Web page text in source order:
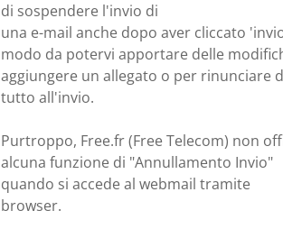
di sospendere l'invio di
una e-mail anche dopo aver cliccato
modo da potervi apportare delle
aggiungere un allegato o per rinunciare
tutto all'invio.
Purtroppo, Free.fr (Free Telecom) non
alcuna funzione di "Annullamento Invio"
quando si accede al webmail tramite
browser.